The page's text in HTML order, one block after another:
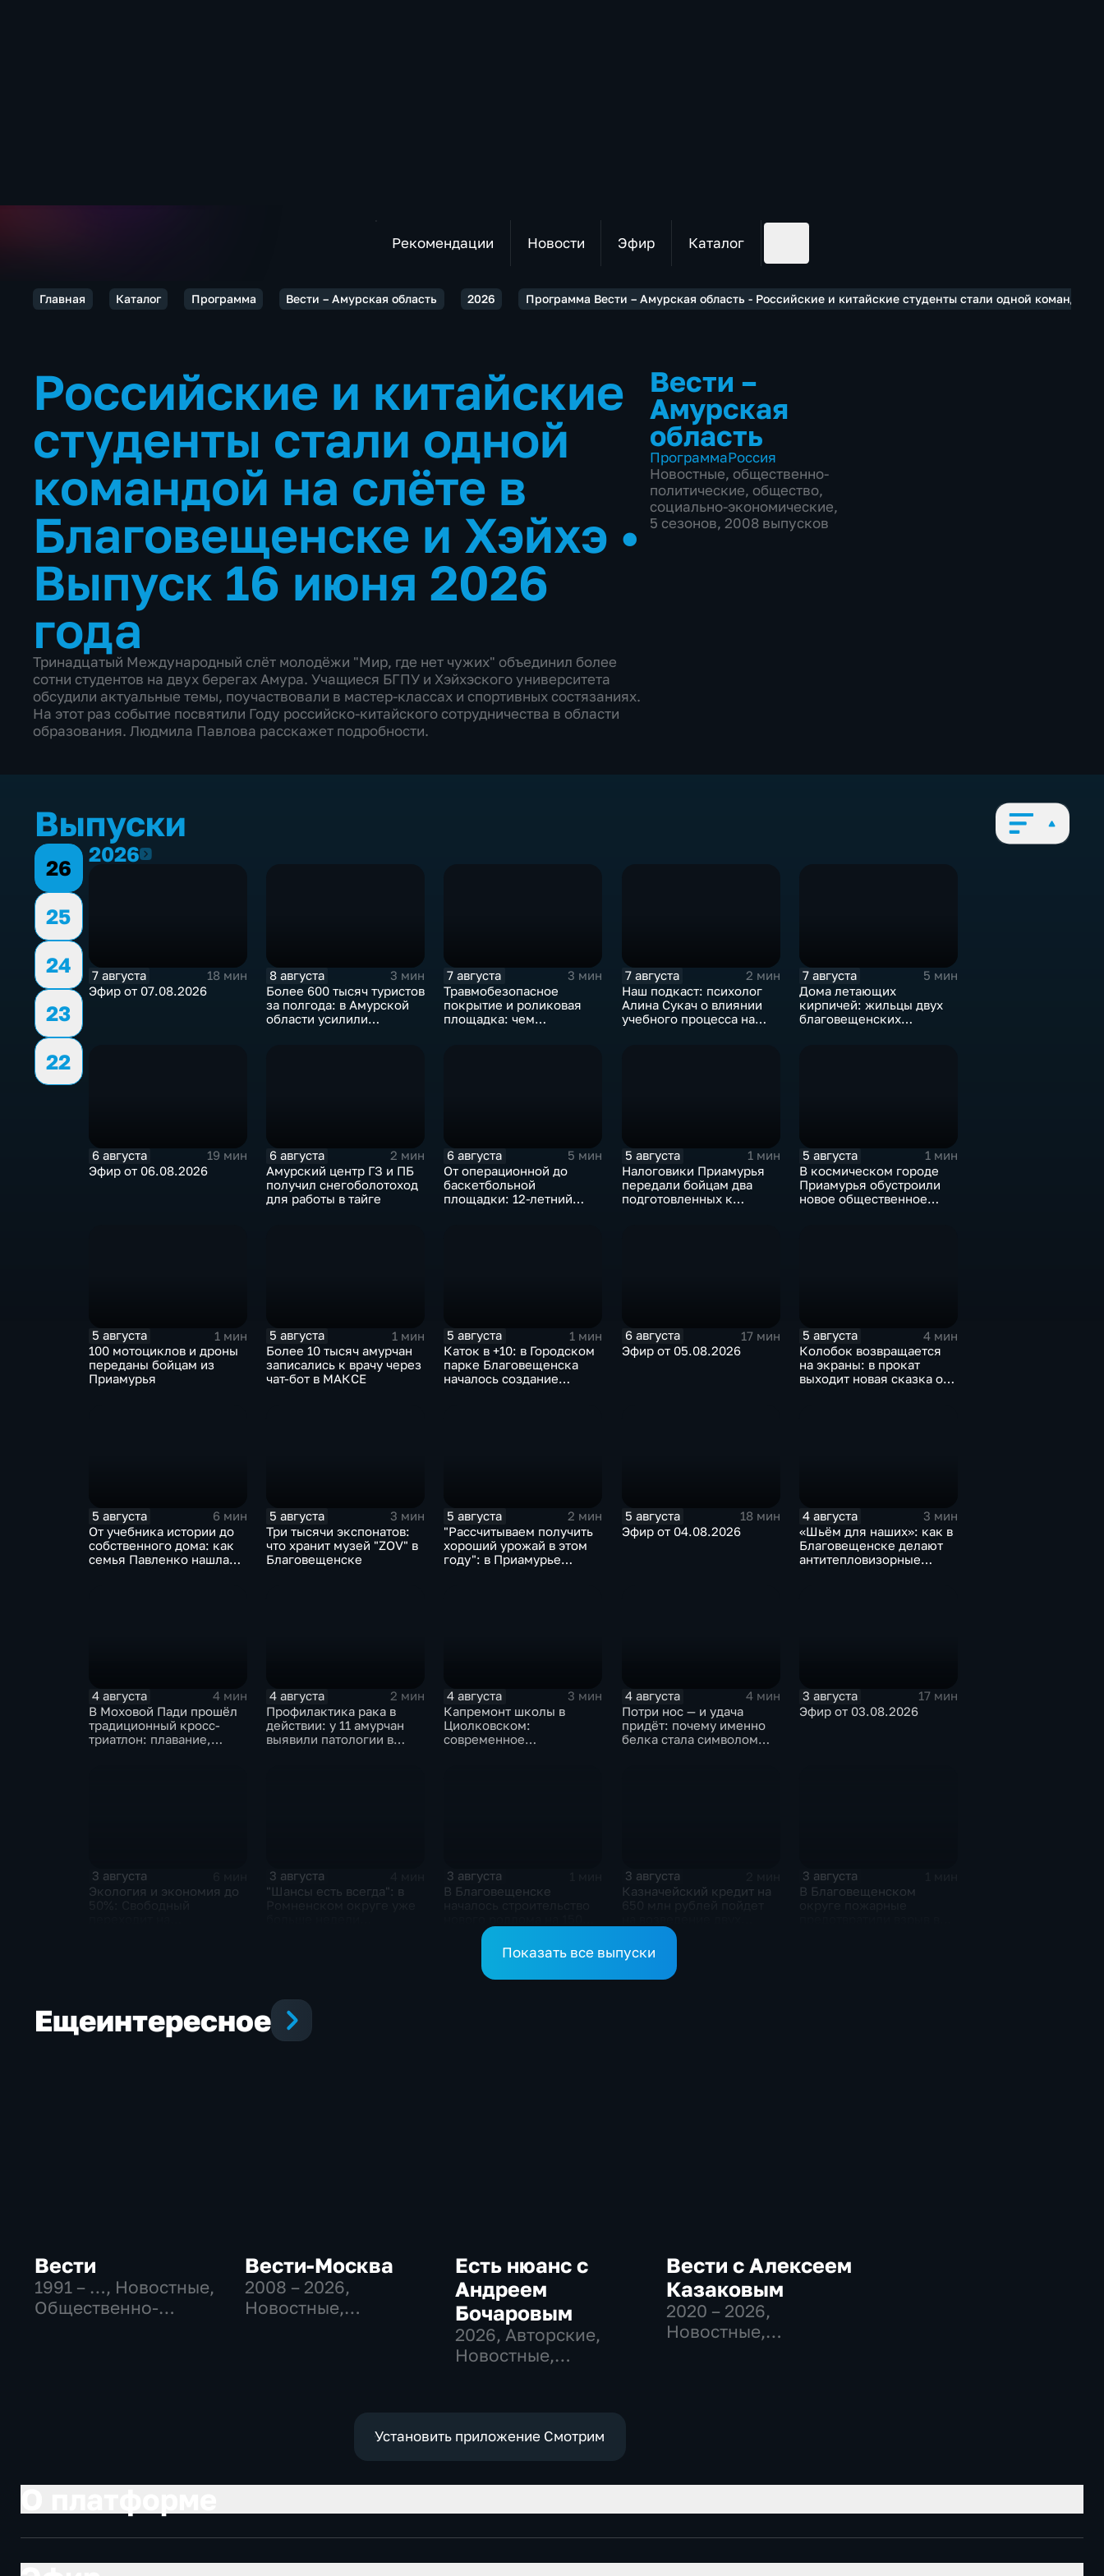
Рекомендации Новости Эфир Каталог
Главная Каталог Программа Вести – Амурская область 2026 Программа Вести – Амурская область - Российские и китайские студенты стали одной командой
Российские и китайские
студенты стали одной
командой на слёте в
Благовещенске и Хэйхэ •
Выпуск 16 июня 2026
года
Тринадцатый Международный слёт молодёжи "Мир, где нет чужих" объединил более
сотни студентов на двух берегах Амура. Учащиеся БГПУ и Хэйхэского университета
обсудили актуальные темы, поучаствовали в мастер-классах и спортивных состязаниях.
На этот раз событие посвятили Году российско-китайского сотрудничества в области
образования. Людмила Павлова расскажет подробности.
Вести –
Амурская
область
ПрограммаРоссия
Новостные, общественно-
политические, общество,
социально-экономические,
5 сезонов, 2008 выпусков
Выпуски
26
25
24
23
22
20262026
7 августа
18 мин
Эфир от 07.08.2026
8 августа
3 мин
Более 600 тысяч туристов
за полгода: в Амурской
области усилили
7 августа
3 мин
Травмобезопасное
покрытие и роликовая
площадка: чем
7 августа
2 мин
Наш подкаст: психолог
Алина Сукач о влиянии
учебного процесса на
7 августа
5 мин
Дома летающих
кирпичей: жильцы двух
благовещенских
6 августа
19 мин
Эфир от 06.08.2026
6 августа
2 мин
Амурский центр ГЗ и ПБ
получил снегоболотоход
для работы в тайге
6 августа
5 мин
От операционной до
баскетбольной
площадки: 12-летний
5 августа
1 мин
Налоговики Приамурья
передали бойцам два
подготовленных к
5 августа
1 мин
В космическом городе
Приамурья обустроили
новое общественное
5 августа
1 мин
100 мотоциклов и дроны
переданы бойцам из
Приамурья
5 августа
1 мин
Более 10 тысяч амурчан
записались к врачу через
чат-бот в МАКСЕ
5 августа
1 мин
Каток в +10: в Городском
парке Благовещенска
началось создание
6 августа
17 мин
Эфир от 05.08.2026
5 августа
4 мин
Колобок возвращается
на экраны: в прокат
выходит новая сказка от
5 августа
6 мин
От учебника истории до
собственного дома: как
семья Павленко нашла
5 августа
3 мин
Три тысячи экспонатов:
что хранит музей "ZOV" в
Благовещенске
5 августа
2 мин
"Рассчитываем получить
хороший урожай в этом
году": в Приамурье
5 августа
18 мин
Эфир от 04.08.2026
4 августа
3 мин
«Шьём для наших»: как в
Благовещенске делают
антитепловизорные
4 августа
4 мин
В Моховой Пади прошёл
традиционный кросс-
триатлон: плавание,
4 августа
2 мин
Профилактика рака в
действии: у 11 амурчан
выявили патологии в
4 августа
3 мин
Капремонт школы в
Циолковском:
современное
4 августа
4 мин
Потри нос — и удача
придёт: почему именно
белка стала символом
3 августа
17 мин
Эфир от 03.08.2026
3 августа
Экология и экономия до
3 августа
"Шансы есть всегда": в
3 августа
В Благовещенске
3 августа
Казначейский кредит на
новых котельных в
Свободном
3 августа
В Благовещенском
Показать все выпуски
Ещеинтересное
Вести
1991 – …, Новостные,
Общественно-
Вести-Москва
2008 – 2026,
Новостные,
Есть нюанс с
Андреем
Бочаровым
2026, Авторские,
Новостные,
Вести с Алексеем
Казаковым
2020 – 2026,
Новостные,
Установить приложение Смотрим